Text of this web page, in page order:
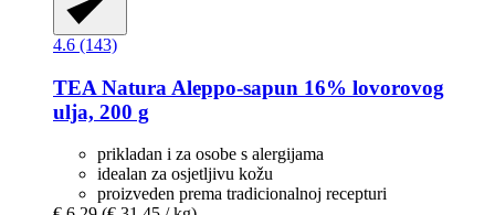
4.6 (143)
TEA Natura Aleppo-​sapun 16% lovorovog
ulja, 200 g
prikladan i za osobe s alergijama
idealan za osjetljivu kožu
proizveden prema tradicionalnoj recepturi